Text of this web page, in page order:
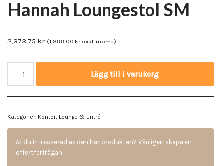
Hannah Loungestol SM
2,373.75 kr (1,899.00 krexkl. moms)
Lägg till i varukorg
Kategorier: Kontor, Lounge & Entré
Är du intresserad av den här produkten? Vänligen skapa en
offertförfrågan